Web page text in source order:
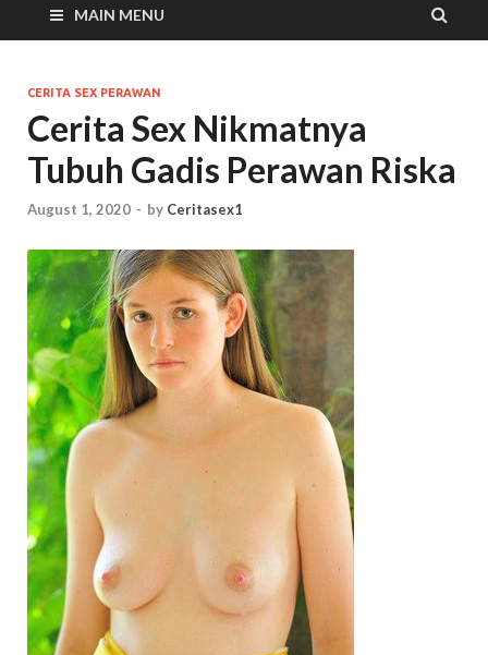
MAIN MENU
CERITA SEX PERAWAN
Cerita Sex Nikmatnya
Tubuh Gadis Perawan Riska
August 1, 2020 - by Ceritasex1